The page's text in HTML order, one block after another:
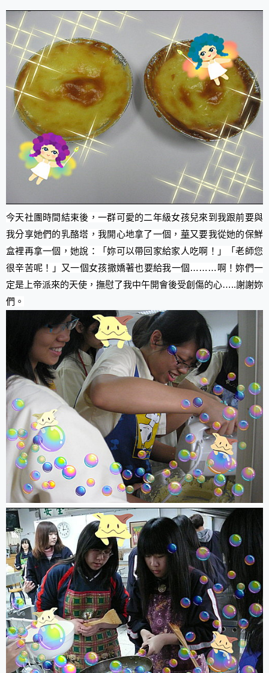
今天社團時間結束後，一群可愛的二年級女孩兒來到我跟前要與
我分享她們的乳酪塔，我開心地拿了一個， 華又要我從她的保鮮
盒裡再拿一個，她說：「妳可以帶回家給家人吃啊！」「老師您
很辛苦呢！」又一個女孩撒嬌著也要給我一個………啊！妳們一
定是上帝派來的天使，撫慰了我中午開會後受創傷的心…..謝謝妳
們。